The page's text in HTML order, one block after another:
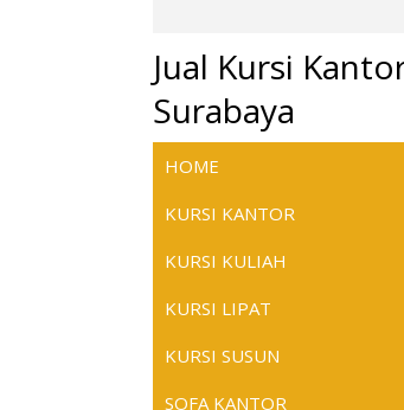
Jual Kursi
Surabaya
HOME
KURSI KANTOR
KURSI KULIAH
KURSI LIPAT
KURSI SUSUN
SOFA KANTOR